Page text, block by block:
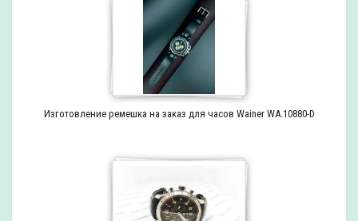
Изготовление ремешка на заказ для часов Wainer WA.10880-D